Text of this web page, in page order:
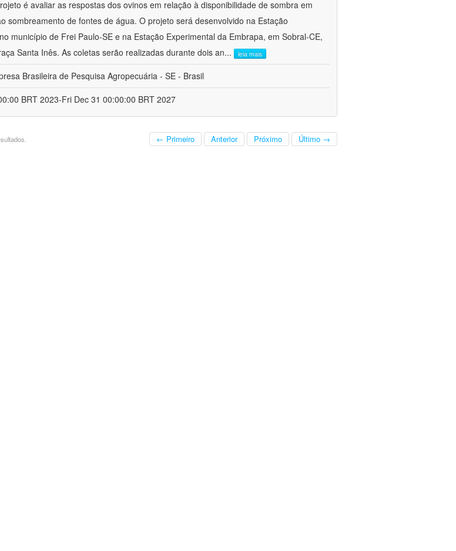
é avaliar as respostas dos ovinos em relação à disponibilidade de sombra em
sombreamento de fontes de água. O projeto será desenvolvido na Estação
município de Frei Paulo-SE e na Estação Experimental da Embrapa, em Sobral-CE,
Santa Inês. As coletas serão realizadas durante dois an... leia mais
Brasileira de Pesquisa Agropecuária - SE - Brasil
BRT 2023-Fri Dec 31 00:00:00 BRT 2027
← Primeiro Anterior Próximo Último →